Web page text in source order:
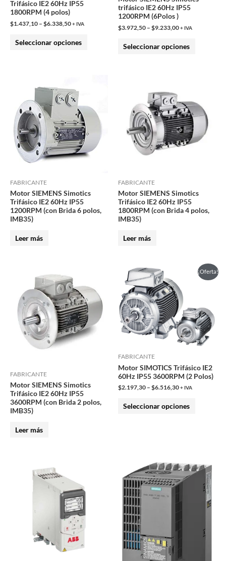
Trifásico IE2 60Hz IP55
1800RPM (4 polos)
$1.437,10 – $6.338,50+ IVA
Seleccionar opciones
trifásico IE2 60Hz IP55
1200RPM (6Polos )
$3.972,50 – $9.233,00+ IVA
Seleccionar opciones
FABRICANTE
Motor SIEMENS Simotics
Trifásico IE2 60Hz IP55
1200RPM (con Brida 6 polos,
IMB35)
Leer más
FABRICANTE
Motor SIEMENS Simotics
Trifásico IE2 60Hz IP55
1800RPM (con Brida 4 polos,
IMB35)
Leer más
FABRICANTE
Motor SIEMENS Simotics
Trifásico IE2 60Hz IP55
3600RPM (con Brida 2 polos,
IMB35)
Leer más
¡Oferta!
FABRICANTE
Motor SIMOTICS Trifásico IE2
60Hz IP55 3600RPM (2 Polos)
$2.197,30 – $6.516,30+ IVA
Seleccionar opciones
Este
múltiples
variantes.
Las
opciones
pueden